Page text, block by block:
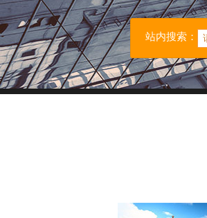
站内搜索：